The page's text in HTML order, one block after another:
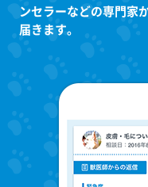
ンセラーなどの専門家
届きます。